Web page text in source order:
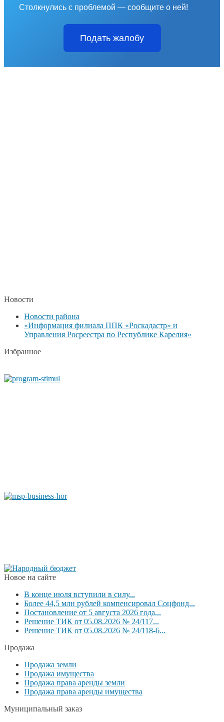
Столкнулись с проблемой — сообщите о ней!
Подать жалобу
Новости
Новости района
«Информация филиала ППК «Роскадастр» и
Управления Росреестра по Республике Карелия»
Избранное
Новое на сайте
В конце июля вступили в силу...
Более 44,5 млн рублей компенсировал Соцфонд...
Постановление от 5 августа 2026 года...
Решение ТИК от 05.08.2026 № 24/117...
Решение ТИК от 05.08.2026 № 24/118-6...
Продажа
Продажа земли
Продажа имущества
Продажа права аренды земли
Продажа права аренды имущества
Муниципальный заказ